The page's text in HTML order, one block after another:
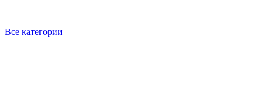
Все категории